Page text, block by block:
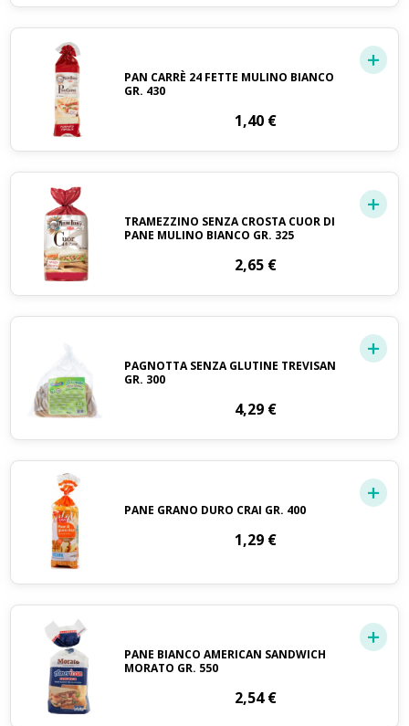
PAN CARRÈ 24 FETTE MULINO BIANCO
GR. 430
1,40 €
TRAMEZZINO SENZA CROSTA CUOR DI
PANE MULINO BIANCO GR. 325
2,65 €
PAGNOTTA SENZA GLUTINE TREVISAN
GR. 300
4,29 €
PANE GRANO DURO CRAI GR. 400
1,29 €
PANE BIANCO AMERICAN SANDWICH
MORATO GR. 550
2,54€